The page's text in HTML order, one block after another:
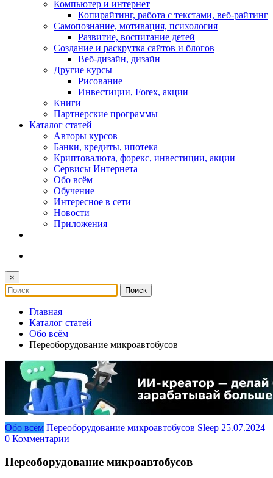
Компьютер и интернет
Копирайтинг, работа с текстами, веб-райтинг
Самопознание, мотивация, психология
Развитие, воспитание детей
Создание и раскрутка сайтов и блогов
Веб-дизайн, дизайн
Другие курсы
Рисование
Инвестиции, Forex, акции
Книги
Партнерские программы
Каталог статей
Авторы курсов
Банки, кредиты, ипотека
Криптовалюта, форекс, инвестиции, акции
Сервисы Интернета
Обо всём
Обучение
Интересное в сети
Новости
Приложения
×
Главная
Каталог статей
Обо всём
Переоборудование микроавтобусов
Обо всём Переоборудование микроавтобусов Sleep 25.07.2024
0 Комментарии
Переоборудование микроавтобусов